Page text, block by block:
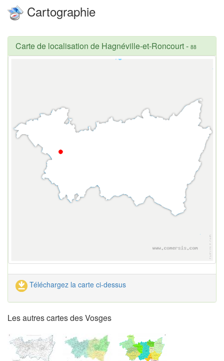
Cartographie
Carte de localisation de Hagnéville-et-Roncourt- 88
Téléchargez la carte ci-dessus
Les autres cartes des Vosges